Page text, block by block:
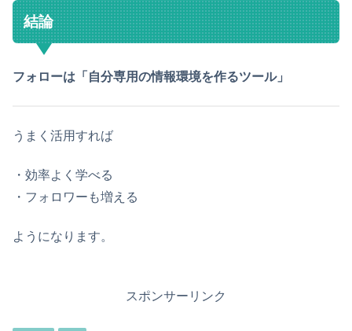
結論
フォローは「自分専用の情報環境を作るツール」
うまく活用すれば
・効率よく学べる
・フォロワーも増える
ようになります。
スポンサーリンク